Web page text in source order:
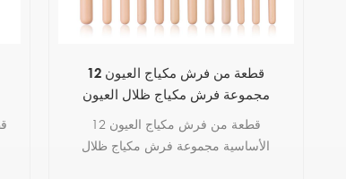
12 قطعة من فرش مكياج العيون
مجموعة فرش مكياج ظلال العيون
الوردية
12 قطعة من فرش مكياج العيون
الأساسية مجموعة فرش مكياج ظلال